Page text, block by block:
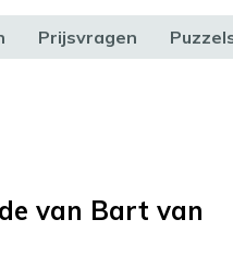
Prijsvragen
van Bart van